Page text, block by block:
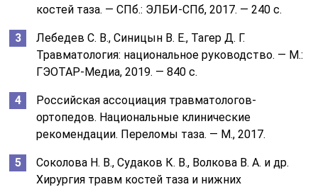
костей таза. — СПб.: ЭЛБИ-СПб, 2017. — 240 с.
Лебедев С. В., Синицын В. Е., Тагер Д. Г.
Травматология: национальное руководство. — М.:
ГЭОТАР-Медиа, 2019. — 840 с.
Российская ассоциация травматологов-
ортопедов. Национальные клинические
рекомендации. Переломы таза. — М., 2017.
Соколова Н. В., Судаков К. В., Волкова В. А. и др.
Хирургия травм костей таза и нижних